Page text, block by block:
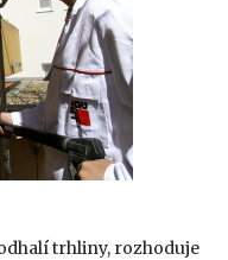
trhliny, rozhoduje